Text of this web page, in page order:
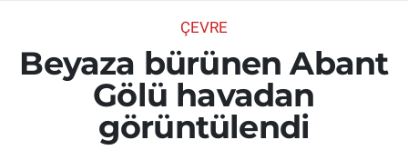
ÇEVRE
Beyaza bürünen Abant
Gölü havadan
görüntülendi